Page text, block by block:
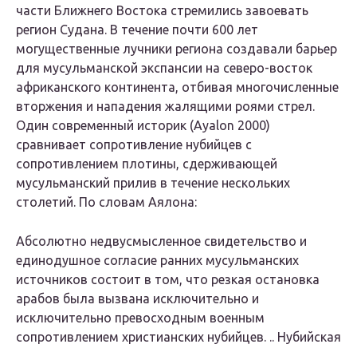
части Ближнего Востока стремились завоевать
регион Судана. В течение почти 600 лет
могущественные лучники региона создавали барьер
для мусульманской экспансии на северо-восток
африканского континента, отбивая многочисленные
вторжения и нападения жалящими роями стрел.
Один современный историк (Ayalon 2000)
сравнивает сопротивление нубийцев с
сопротивлением плотины, сдерживающей
мусульманский прилив в течение нескольких
столетий. По словам Аялона:
Абсолютно недвусмысленное свидетельство и
единодушное согласие ранних мусульманских
источников состоит в том, что резкая остановка
арабов была вызвана исключительно и
исключительно превосходным военным
сопротивлением христианских нубийцев. .. Нубийская